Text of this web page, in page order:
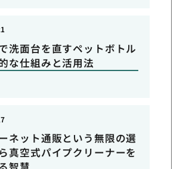
洗面台を直すペットボトル
な仕組みと活用法
ネット通販という無限の選
真空式パイプクリーナーを